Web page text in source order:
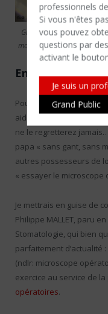
professionnels
Si vous n'êtes​
vous pouvez
questions par
activant le
Je suis un
Grand Public
Gr. x15 – Découverte du
moins de 2mm – Gr. x15 –
En conclusion
Pour toutes celles et
aides optiques, il est
ne le regretterez
papa « sans gant, sans
autres possesseurs de
« essayer le microscope
Je mettrais en guise de
Philippe MALLET, paru
Stomatologie, qui bien
parfaitement d’actualité
(ndlr: microscope
exercice au service de
opératoires.